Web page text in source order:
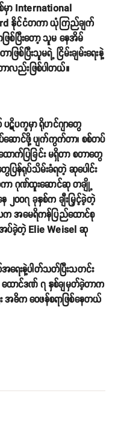
ာ International
နိုင်ငံတကာ ယုံကြည်ချက်
ပြီးတော့ သူမ နေအိမ်
ြစ်ပြီးသူမရဲ့ ငြိမ်းချမ်းရေးနဲ့
ာလည်းဖြစ်ပါတယ်။
ပက္ခမှာ ရိုဟင်ဂျာတွေ
ောင်ဖို့ ပျက်ကွက်တာ၊ စစ်တပ်
က်ပြခြင်း မရှိတာ စတာတွေ
ြန်ရုပ်သိမ်းခံရတဲ့ ဆုပေါင်း
ကာ ဂုဏ်ထူးဆောင်ဆု တချို့
၀၇ ခုနှစ်က ချီးမြှင့်ခဲ့တဲ့
အမေရိကန်ပြည်ထောင်စု
ပ်ခဲ့တဲ့ Elie Weisel ဆု
ရေးနဲ့ပါတ်သတ်ပြီးသတင်း
ောင်ဒဏ် ၇ နှစ်ချမှတ်ခဲ့တာက
ဓိက ဝေဖန်စရာဖြစ်နေတယ်